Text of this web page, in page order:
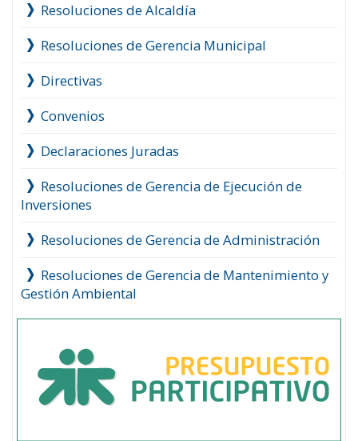
Resoluciones de Alcaldía
Resoluciones de Gerencia Municipal
Directivas
Convenios
Declaraciones Juradas
Resoluciones de Gerencia de Ejecución de
Inversiones
Resoluciones de Gerencia de Administración
Resoluciones de Gerencia de Mantenimiento y
Gestión Ambiental